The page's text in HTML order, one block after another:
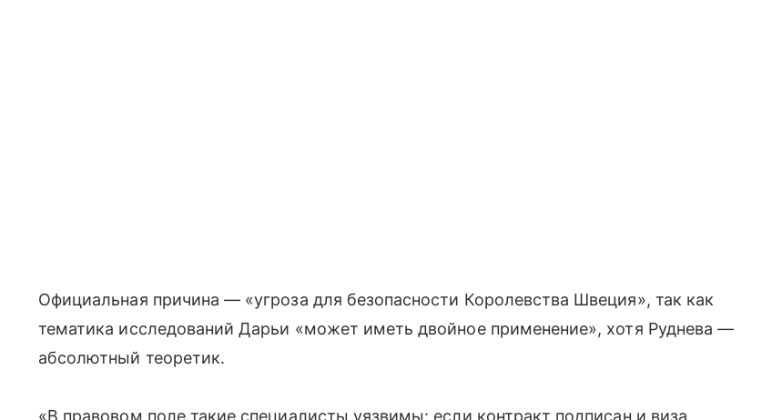
Официальная причина — «угроза для безопасности Королевства Швеция», так как
тематика исследований Дарьи «может иметь двойное применение», хотя Руднева —
абсолютный теоретик.
«В правовом поле такие специалисты уязвимы: если контракт подписан и виза